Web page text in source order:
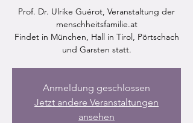
Prof. Dr. Ulrike Guérot, Veranstaltung der
menschheitsfamilie.at
Findet in München, Hall in Tirol, Pörtschach
und Garsten statt.
Anmeldung geschlossen
Jetzt andere Veranstaltungen
ansehen